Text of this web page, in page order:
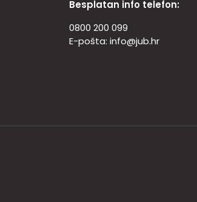
Besplatan info telefon:
0800 200 099
E-pošta: info@jub.hr